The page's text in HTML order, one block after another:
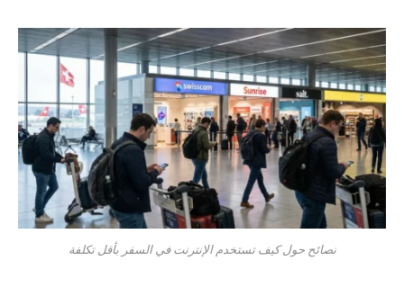
نصائح حول كيف تستخدم الإنترنت في السفر بأقل تكلفة